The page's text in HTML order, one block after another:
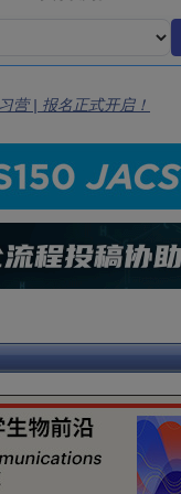
营 | 报名正式开启！